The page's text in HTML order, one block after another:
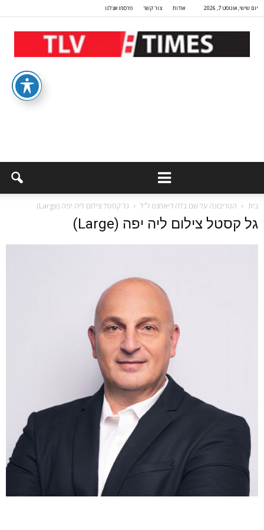
יום שישי, אוגוסט 7, 2026 אודות צור קשר פרסמו אצלנו
בית הטריבונה על שם בלה דיאמנט ז״ל גל קסטל צילום ליה יפה (Large)
גל קסטל צילום ליה יפה (Large)